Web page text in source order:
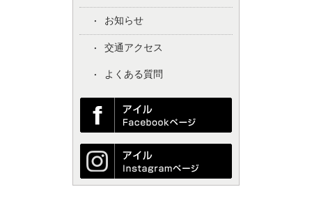
お知らせ
交通アクセス
よくある質問